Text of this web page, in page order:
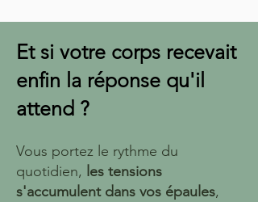
Et si votre corps recevait
enfin la réponse qu'il
attend ?
Vous portez le rythme du
quotidien, les tensions
s'accumulent dans vos épaules,